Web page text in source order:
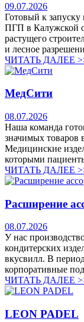
09.07.2026
Готовый к запуску
ПГП в Калужской
растущего
и лесное
ЧИТАТЬ ДАЛЕЕ
МедСити
08.07.2026
Наша команда
значимых товаров
Медицинские
которыми
ЧИТАТЬ ДАЛЕЕ
Расширение
08.07.2026
У нас
кондитерских
вкусвилл. В
корпоративные
ЧИТАТЬ ДАЛЕЕ
LEON PADEL